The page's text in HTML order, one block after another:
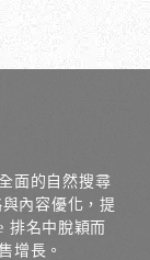
面的自然搜尋
內容優化，提
排名中脫穎而
增長。